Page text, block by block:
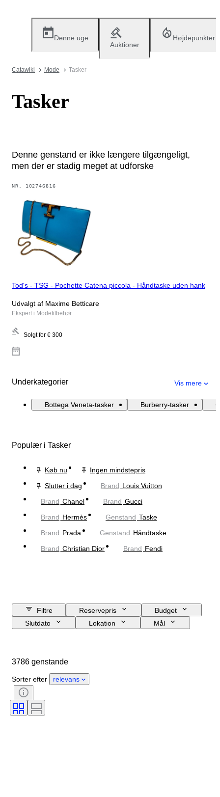
Denne uge
Auktioner
Højdepunkter
Catawiki Mode Tasker
Tasker
Denne genstand er ikke længere tilgængeligt,
men der er stadig meget at udforske
NR. 102746816
Tod's - TSG - Pochette Catena piccola - Håndtaske uden hank
Udvalgt af Maxime Betticare
Ekspert i Modetilbehør
Solgt for € 300
Underkategorier Vis mere
Bottega Veneta-tasker Burberry-tasker
Populær i Tasker
Køb nu
Ingen mindstepris
Slutter i dag
Brand Louis Vuitton
Brand Chanel Brand Gucci
Brand Hermès Genstand Taske
Brand Prada Genstand Håndtaske
Brand Christian Dior Brand Fendi
Filtre Reservepris
Budget
Slutdato
Lokation
Mål
Materiale
Certificering
Tilbehør inkluderet
Æra
Model
3786 genstande
Sorter efter relevans